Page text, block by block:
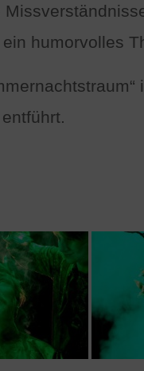
humorvolles